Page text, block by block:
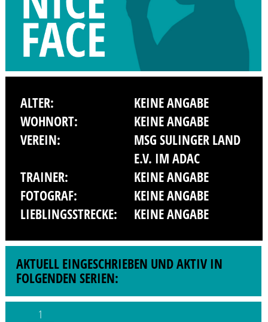
ALTER:
KEINE ANGABE
WOHNORT:
KEINE ANGABE
VEREIN:
MSG SULINGER LAND
E.V. IM ADAC
TRAINER:
KEINE ANGABE
FOTOGRAF:
KEINE ANGABE
LIEBLINGSSTRECKE:
KEINE ANGABE
AKTUELL EINGESCHRIEBEN UND AKTIV IN
FOLGENDEN SERIEN:
1